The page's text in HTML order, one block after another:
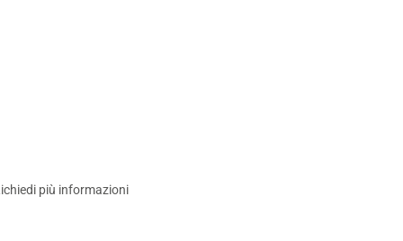
più informazioni